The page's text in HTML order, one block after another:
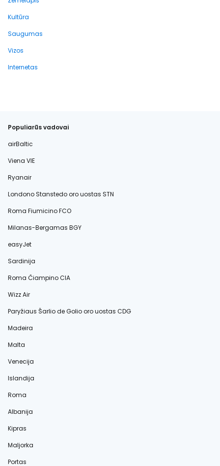
Kultūra
Saugumas
Vizos
Internetas
Populiarūs vadovai
airBaltic
Viena VIE
Ryanair
Londono Stanstedo oro uostas STN
Roma Fiumicino FCO
Milanas-Bergamas BGY
easyJet
Sardinija
Roma Čiampino CIA
Wizz Air
Paryžiaus Šarlio de Golio oro uostas CDG
Madeira
Malta
Venecija
Islandija
Roma
Albanija
Kipras
Maljorka
Portas